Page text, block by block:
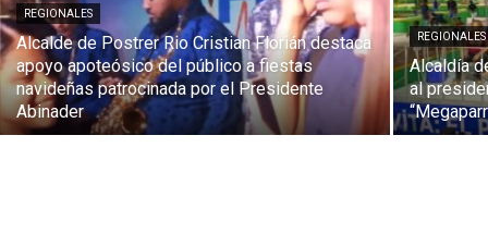
REGIONALES
Alcalde de Postrer Rio Cristian Florián destaca
apoyo apoteósico del público a fiestas
navideñas patrocinada por el Presidente
Abinader
REGIONALES
Alcaldía
al